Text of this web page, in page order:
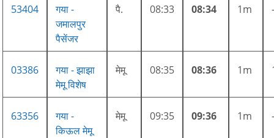
53404
गया -
जमालपुर
पैसेंजर
पै. 08:33 08:34 1m
03386
गया - झाझा
मेमू विशेष
मेमू 08:35 08:36 1m
63356
गया -
किऊल मेमू
मेमू 09:35 09:36 1m